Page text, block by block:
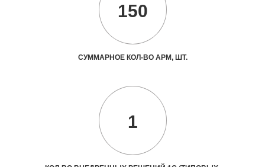
150
СУММАРНОЕ КОЛ-ВО АРМ, ШТ.
1